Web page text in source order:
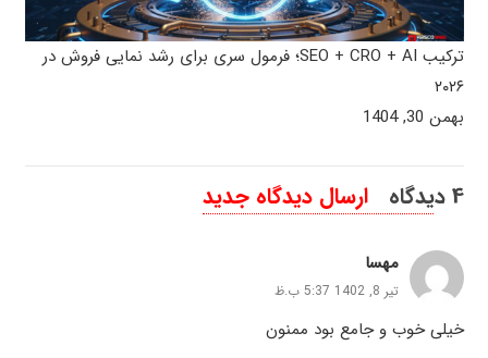
ترکیب SEO + CRO + AI؛ فرمول سری برای رشد نمایی فروش در
۲۰۲۶
بهمن 30, 1404
4 دیدگاه
. ارسال دیدگاه جدید
مهسا
تیر 8, 1402 5:37 ب.ظ
خیلی خوب و جامع بود ممنون